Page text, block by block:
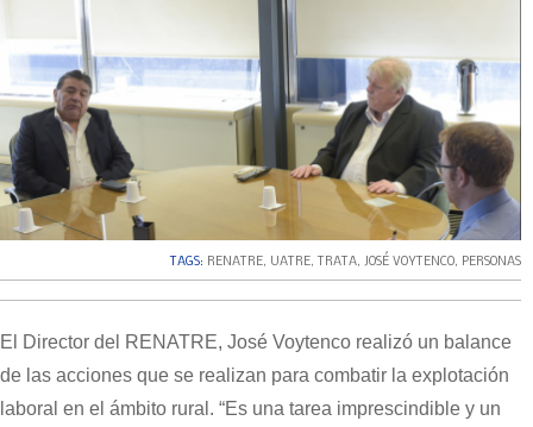
TAGS: RENATRE, UATRE, TRATA, JOSÉ VOYTENCO, PERSONAS
El Director del RENATRE, José Voytenco realizó un balance
de las acciones que se realizan para combatir la explotación
laboral en el ámbito rural. “Es una tarea imprescindible y un